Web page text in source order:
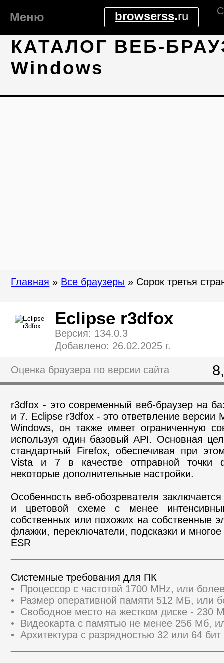
Eclipse r3dfox
Версия: 134.0.3
Добавлено: 26.02.2025 г.
Оценка браузера по версии сайта
r3dfox - это современный веб-браузер на
и 7. Eclipse r3dfox - это ответвление версии
Windows, он также имеет ограниченную
используя один базовый API. Основная
стандартный Firefox, обеспечивая при
Vista и 7 в качестве отправной точки
некоторые дополнительные настройки.
Особенность веб-обозревателя
и цветовой схеме с менее
собственных или похожих на собственные
флажки, переключатели, подсказки и
ESR
Системные требования для ПК
• Процессор с частотой 1700 MHz, или
• Размер оперативной памяти 512 МБ, или
• Свободное место на жестком диске - 230
• Видеокарта с памятью не менее 256 Мб,
• Архитектура с разрядностью 32 или 64
Главная » Все браузеры » Сорок третья
КАТАЛОГ ВЕБ-
Windows
browserss.ru
Меню